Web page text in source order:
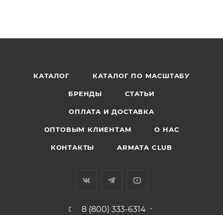
КАТАЛОГ КАТАЛОГ ПО МАСШТАБУ
БРЕНДЫ СТАТЬИ
ОПЛАТА И ДОСТАВКА
ОПТОВЫМ КЛИЕНТАМ О НАС
КОНТАКТЫ ARMATA CLUB
8 (800) 333-6314